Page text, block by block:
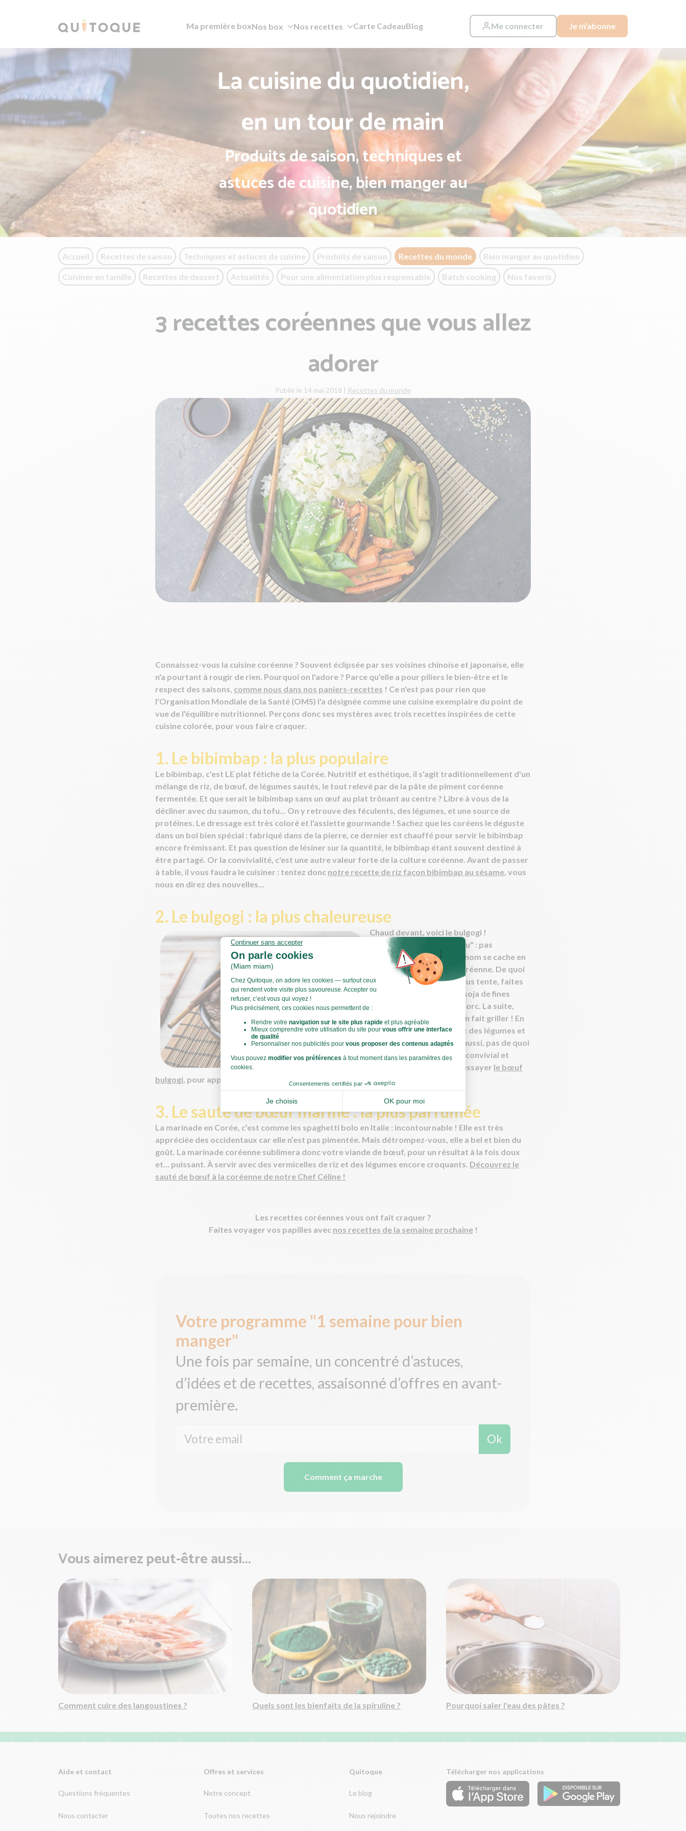
Ma première boxNos box Nos recettes Carte CadeauBlog Me connecter Je m’abonne
La cuisine du quotidien,
en un tour de main
Produits de saison, techniques et
astuces de cuisine, bien manger au
quotidien
Accueil Recettes de saison Techniques et astuces de cuisine Produits de saison Recettes du monde Bien manger au quotidien
Cuisiner en famille Recettes de dessert Actualités Pour une alimentation plus responsable Batch cooking Nos favoris
3 recettes coréennes que vous allez
adorer
Publié le 14 mai 2018 | Recettes du monde
Connaissez-vous la cuisine coréenne ? Souvent éclipsée par ses voisines chinoise et japonaise, elle
n'a pourtant à rougir de rien. Pourquoi on l'adore ? Parce qu'elle a pour piliers le bien-être et le
respect des saisons, comme nous dans nos paniers-recettes ! Ce n'est pas pour rien que
l'Organisation Mondiale de la Santé (OMS) l'a désignée comme une cuisine exemplaire du point de
vue de l'équilibre nutritionnel. Perçons donc ses mystères avec trois recettes inspirées de cette
cuisine colorée, pour vous faire craquer.
1. Le bibimbap : la plus populaire
Le bibimbap, c'est LE plat fétiche de la Corée. Nutritif et esthétique, il s'agit traditionnellement d'un
mélange de riz, de bœuf, de légumes sautés, le tout relevé par de la pâte de piment coréenne
fermentée. Et que serait le bibimbap sans un œuf au plat trônant au centre ? Libre à vous de la
décliner avec du saumon, du tofu... On y retrouve des féculents, des légumes, et une source de
protéines. Le dressage est très coloré et l'assiette gourmande ! Sachez que les coréens le déguste
dans un bol bien spécial : fabriqué dans de la pierre, ce dernier est chauffé pour servir le bibimbap
encore frémissant. Et pas question de lésiner sur la quantité, le bibimbap étant souvent destiné à
être partagé. Or la convivialité, c'est une autre valeur forte de la culture coréenne. Avant de passer
à table, il vous faudra le cuisiner : tentez donc notre recette de riz façon bibimbap au sésame, vous
nous en direz des nouvelles...
2. Le bulgogi : la plus chaleureuse
Chaud devant, voici le bulgogi !
Comprenez "viande de feu" : pas
d'inquiétude, derrière ce nom se cache en
réalité le barbecue à la coréenne. De quoi
briser la routine... Si ça vous tente, faites
mariner avec de la sauce soja de fines
tranches de bœuf ou de porc. La suite,
vous devriez maîtriser : on fait griller ! En
accompagnement, servez des légumes et
du riz, ou des nouilles. Ici aussi, pas de quoi
culpabiliser : c'est un plat convivial et
équilibré. À votre tour d'essayer le bœuf
bulgogi, pour apporter une touche de nouveauté à tous vos barbecues estivaux.
3. Le sauté de bœuf mariné : la plus parfumée
La marinade en Corée, c’est comme les spaghetti bolo en Italie : incontournable ! Elle est très
appréciée des occidentaux car elle n’est pas pimentée. Mais détrompez-vous, elle a bel et bien du
goût. La marinade coréenne sublimera donc votre viande de bœuf, pour un résultat à la fois doux
et... puissant. À servir avec des vermicelles de riz et des légumes encore croquants. Découvrez le
sauté de bœuf à la coréenne de notre Chef Céline !
Les recettes coréennes vous ont fait craquer ?
Faites voyager vos papilles avec nos recettes de la semaine prochaine!
Votre programme "1 semaine pour bien
manger"
Une fois par semaine, un concentré d’astuces,
d’idées et de recettes, assaisonné d’offres en avant-
première.
Ok
Comment ça marche
Vous aimerez peut-être aussi...
Comment cuire des langoustines ? Quels sont les bienfaits de la spiruline ? Pourquoi saler l'eau des pâtes ?
Aide et contact
Questions fréquentes
Nous contacter
Offres et services
Notre concept
Toutes nos recettes
Quitoque
Le blog
Nous rejoindre
Télécharger nos applications